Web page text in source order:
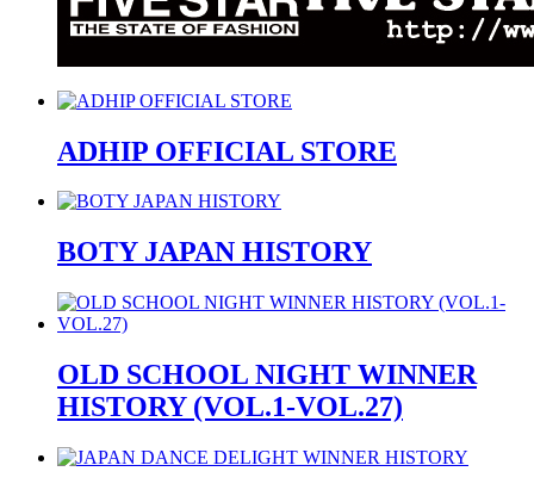
ADHIP OFFICIAL STORE
BOTY JAPAN HISTORY
OLD SCHOOL NIGHT WINNER
HISTORY (VOL.1-VOL.27)